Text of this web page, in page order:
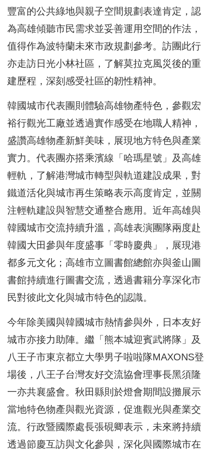
豐富的公共綠地與親子空間規劃表達肯定，認
為高雄傾聽市民需求並妥善運用空間的作法，
值得作為波特蘭未來市政規劃參考。訪團此行
亦走訪日光小林社區，了解莫拉克風災後的重
建歷程，深刻感受社區的韌性精神。
韓國城市代表團則體驗高雄物產特色，參觀宏
裕行觀光工廠並透過實作感受在地職人精神，
盛讚高雄物產新鮮美味，展現地方特色與產業
實力。代表團亦搭乘濱線「哈瑪星號」及高雄
輕軌，了解港灣城市轉型與軌道建設成果，對
鐵道活化與城市再生策略表示高度肯定，並關
注輕軌建設與智慧交通整合應用。近年高雄與
韓國城市交流持續升溫，高雄表演團隊兩度赴
韓國大田參與年度盛事「零時慶典」，展現港
都多元文化；高雄市立圖書館總館亦與釜山圖
書館持續進行圖書交流，透過書籍分享深化市
民對彼此文化與城市特色的認識。
今年除美國與韓國城市熱情參與外，日本友好
城市亦接力助陣。繼「熊本城迎賓武將隊」及
八王子市東京都立大學男子啦啦隊MAXONS登
場後，八王子台灣友好交流協會理事長黑須隆
一亦共襄盛會。秋田縣則於燈會期間設攤展示
當地特色物產與觀光資源，促進觀光與產業交
流。行政暨國際處長張硯卿表示，未來將持續
透過節慶互訪與文化參與，深化與國際城市在